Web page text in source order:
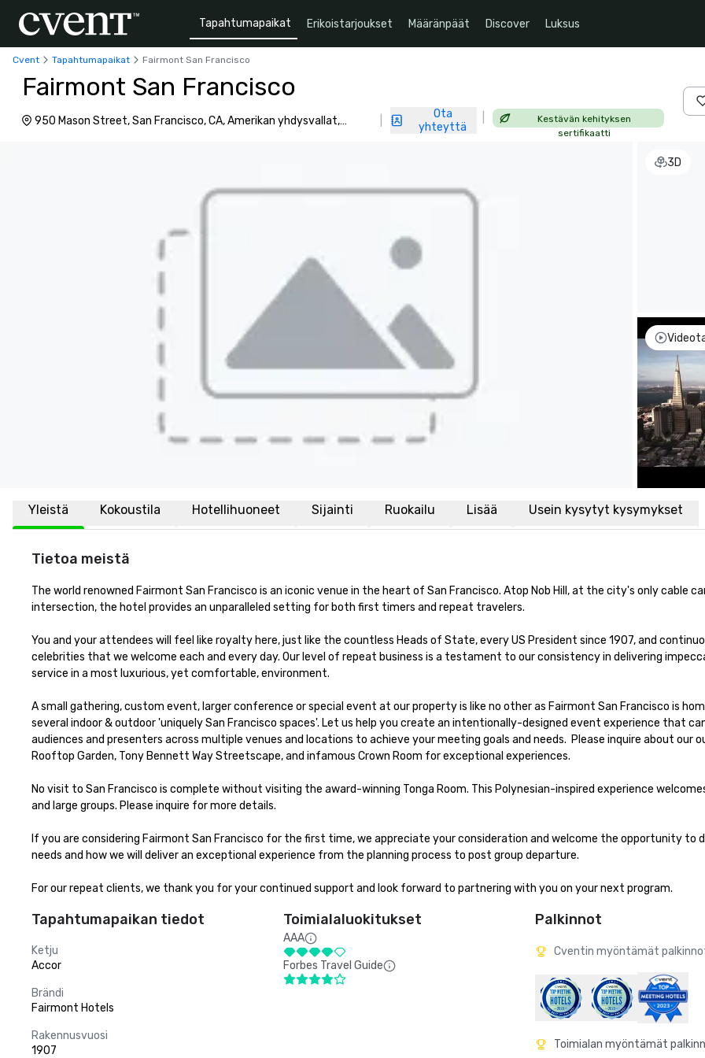
Tapahtumapaikat Erikoistarjoukset Määränpäät Discover Luksus
Cvent Tapahtumapaikat Fairmont San Francisco
Fairmont San Francisco
950 Mason Street, San Francisco, CA, Amerikan yhdysvallat,
Ota
yhteyttä
Kestävän kehityksen
sertifikaatti
3D
Yleistä Kokoustila Hotellihuoneet Sijainti Ruokailu Lisää Usein kysytyt kysymykset
Tietoa meistä
The world renowned Fairmont San Francisco is an iconic venue in the heart of San Francisco. Atop Nob Hill, at the city's only cable
intersection, the hotel provides an unparalleled setting for both first timers and repeat travelers.
You and your attendees will feel like royalty here, just like the countless Heads of State, every US President since 1907, and
celebrities that we welcome each and every day. Our level of repeat business is a testament to our consistency in delivering
service in a most luxurious, yet comfortable, environment.
A small gathering, custom event, larger conference or special event at our property is like no other as Fairmont San Francisco is
several indoor & outdoor 'uniquely San Francisco spaces'. Let us help you create an intentionally-designed event experience that
audiences and presenters across multiple venues and locations to achieve your meeting goals and needs.  Please inquire about our
Rooftop Garden, Tony Bennett Way Streetscape, and infamous Crown Room for exceptional experiences.
No visit to San Francisco is complete without visiting the award-winning Tonga Room. This Polynesian-inspired experience
and large groups. Please inquire for more details.
If you are considering Fairmont San Francisco for the first time, we appreciate your consideration and welcome the opportunity to
needs and how we will deliver an exceptional experience from the planning process to post group departure.
For our repeat clients, we thank you for your continued support and look forward to partnering with you on your next program.
Tapahtumapaikan tiedot
Ketju
Accor
Brändi
Fairmont Hotels
Rakennusvuosi
1907
Toimialaluokitukset
AAA
Forbes Travel Guide
Palkinnot
Cventin myöntämät
Toimialan myöntämät